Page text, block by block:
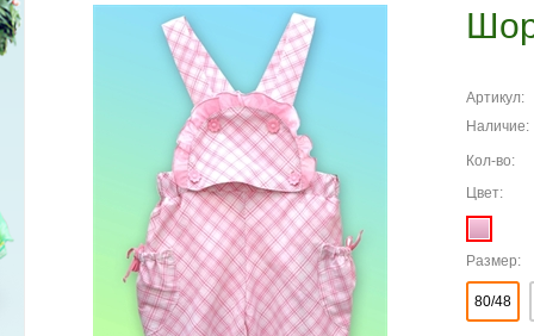
Артикул:
Наличие:
Кол-во:
Цвет:
Размер:
80/48